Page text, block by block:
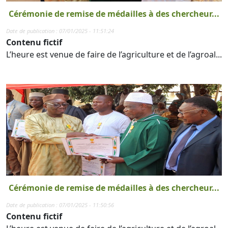
Cérémonie de remise de médailles à des chercheur...
Date de publication : 07/01/2025 - 11:51:24
Contenu fictif
L’heure est venue de faire de l’agriculture et de l’agroal...
Cérémonie de remise de médailles à des chercheur...
Date de publication : 07/01/2025 - 11:50:56
Contenu fictif